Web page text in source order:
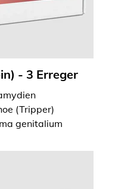
- 3 Erreger
(Tripper)
genitalium